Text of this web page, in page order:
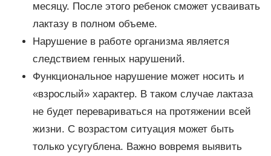
месяцу. После этого ребенок сможет усваивать
лактазу в полном объеме.
Нарушение в работе организма является
следствием генных нарушений.
Функциональное нарушение может носить и
«взрослый» характер. В таком случае лактаза
не будет перевариваться на протяжении всей
жизни. С возрастом ситуация может быть
только усугублена. Важно вовремя выявить